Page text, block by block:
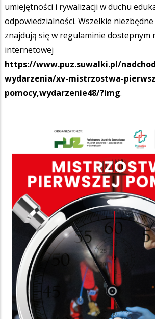
umiejętności i rywalizacji w duchu
odpowiedzialności. Wszelkie
znajdują się w regulaminie dostepnym
internetowej
https://www.puz.suwalki.pl/
wydarzenia/xv-mistrzostwa-
pomocy,wydarzenie48/?img.